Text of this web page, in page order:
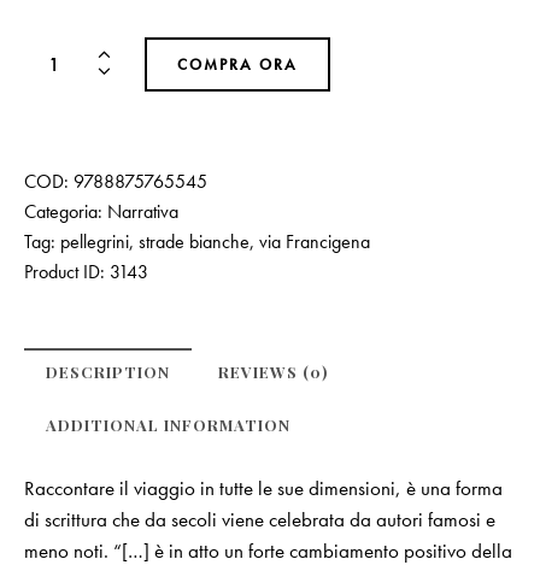
COMPRA ORA
COD: 9788875765545
Categoria: Narrativa
Tag: pellegrini, strade bianche, via Francigena
Product ID: 3143
DESCRIPTION REVIEWS (0)
ADDITIONAL INFORMATION
Raccontare il viaggio in tutte le sue dimensioni, è una forma
di scrittura che da secoli viene celebrata da autori famosi e
meno noti. “[…] è in atto un forte cambiamento positivo della